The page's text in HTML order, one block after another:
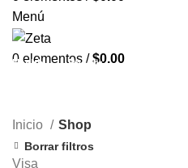
Menú
0 elementos / $0.00
Health
Beauty
Inicio Shop
Borrar filtros
Visa